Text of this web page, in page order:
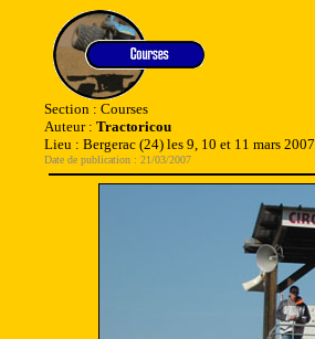
Section : Courses
Auteur : Tractoricou
Lieu : Bergerac (24) les 9, 10 et 11 mars 2007
Date de publication : 21/03/2007